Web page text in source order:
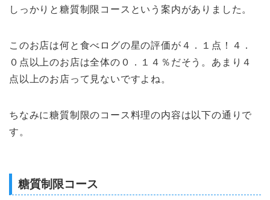
しっかりと糖質制限コースという案内がありました。
このお店は何と食べログの星の評価が４．１点！４．
０点以上のお店は全体の０．１４％だそう。あまり４
点以上のお店って見ないですよね。
ちなみに糖質制限のコース料理の内容は以下の通りで
す。
糖質制限コース